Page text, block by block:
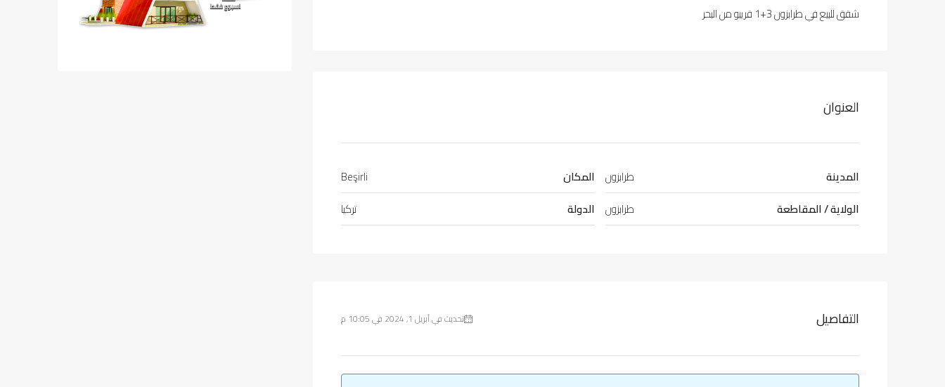
شقق للبيع في طرابزون 3+1 قريبو من البحر
العنوان
المدينة
طرابزون
الولاية / المقاطعة
طرابزون
المكان
Beşirli
الدولة
تركيا
التفاصيل تحديث في أبريل 1, 2024 في 10:05 م